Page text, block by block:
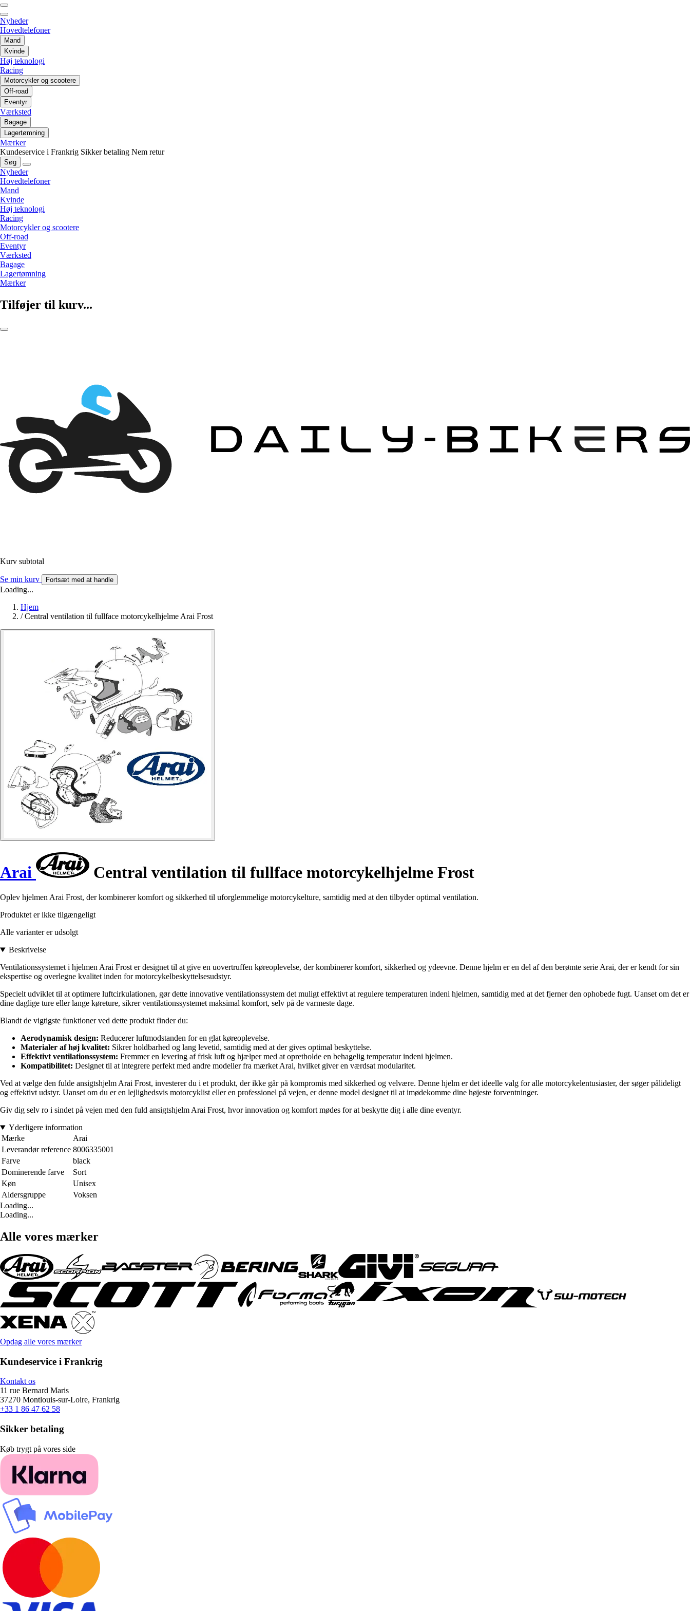
Nyheder
Hovedtelefoner
Mand
Kvinde
Høj teknologi
Racing
Motorcykler og scootere
Off-road
Eventyr
Værksted
Bagage
Lagertømning
Mærker
Kundeservice i Frankrig Sikker betaling Nem retur
Søg
Nyheder
Hovedtelefoner
Mand
Kvinde
Høj teknologi
Racing
Motorcykler og scootere
Off-road
Eventyr
Værksted
Bagage
Lagertømning
Mærker
Tilføjer til kurv...
Kurv subtotal
Se min kurv Fortsæt med at handle
Loading...
Hjem
/ Central ventilation til fullface motorcykelhjelme Arai Frost
Arai Central ventilation til fullface motorcykelhjelme Frost
Oplev hjelmen Arai Frost, der kombinerer komfort og sikkerhed til uforglemmelige motorcykelture, samtidig med at den tilbyder optimal ventilation.
Produktet er ikke tilgængeligt
Alle varianter er udsolgt
Beskrivelse
Ventilationssystemet i hjelmen Arai Frost er designet til at give en uovertruffen køreoplevelse, der kombinerer komfort, sikkerhed og ydeevne. Denne hjelm er en del af den berømte serie Arai, der er kendt for sin
ekspertise og overlegne kvalitet inden for motorcykelbeskyttelsesudstyr.
Specielt udviklet til at optimere luftcirkulationen, gør dette innovative ventilationssystem det muligt effektivt at regulere temperaturen indeni hjelmen, samtidig med at det fjerner den ophobede fugt. Uanset om det er
dine daglige ture eller lange køreture, sikrer ventilationssystemet maksimal komfort, selv på de varmeste dage.
Blandt de vigtigste funktioner ved dette produkt finder du:
Aerodynamisk design: Reducerer luftmodstanden for en glat køreoplevelse.
Materialer af høj kvalitet: Sikrer holdbarhed og lang levetid, samtidig med at der gives optimal beskyttelse.
Effektivt ventilationssystem: Fremmer en levering af frisk luft og hjælper med at opretholde en behagelig temperatur indeni hjelmen.
Kompatibilitet: Designet til at integrere perfekt med andre modeller fra mærket Arai, hvilket giver en værdsat modularitet.
Ved at vælge den fulde ansigtshjelm Arai Frost, investerer du i et produkt, der ikke går på kompromis med sikkerhed og velvære. Denne hjelm er det ideelle valg for alle motorcykelentusiaster, der søger pålideligt
og effektivt udstyr. Uanset om du er en lejlighedsvis motorcyklist eller en professionel på vejen, er denne model designet til at imødekomme dine højeste forventninger.
Giv dig selv ro i sindet på vejen med den fuld ansigtshjelm Arai Frost, hvor innovation og komfort mødes for at beskytte dig i alle dine eventyr.
Yderligere information
Mærke
Arai
Leverandør reference 8006335001
Farve
black
Dominerende farve
Sort
Køn
Unisex
Aldersgruppe
Voksen
Loading...
Loading...
Alle vores mærker
Opdag alle vores mærker
Kundeservice i Frankrig
Kontakt os
11 rue Bernard Maris
37270 Montlouis-sur-Loire, Frankrig
+33 1 86 47 62 58
Sikker betaling
Køb trygt på vores side